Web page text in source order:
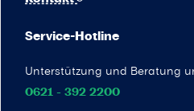
Service-Hotline
Unterstützung und Beratung
0621 - 392 2200